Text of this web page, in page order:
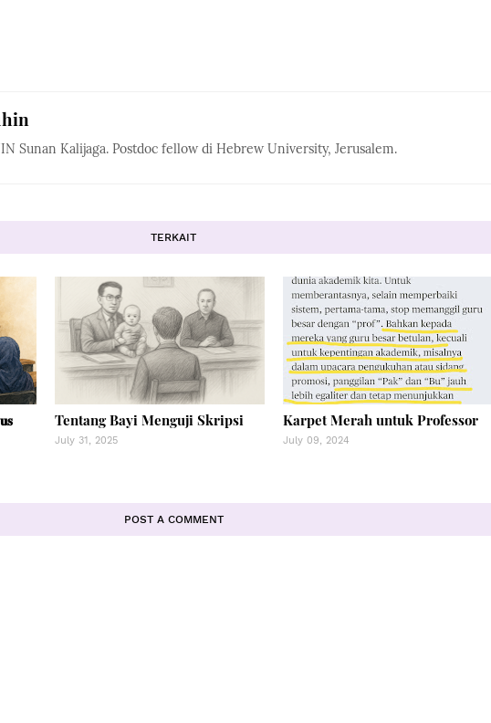
Sunan Kalijaga. Postdoc fellow di Hebrew University, Jerusalem.
TERKAIT
Tentang Bayi Menguji Skripsi
July 31, 2025
Karpet Merah untuk Professor
July 09, 2024
POST A COMMENT